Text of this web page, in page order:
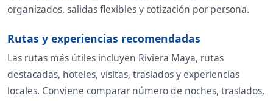
organizados, salidas flexibles y cotización por persona.
Rutas y experiencias recomendadas
Las rutas más útiles incluyen Riviera Maya, rutas
destacadas, hoteles, visitas, traslados y experiencias
locales. Conviene comparar número de noches, traslados,